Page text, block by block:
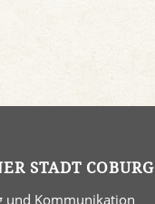
STADT COBURG
und Kommunikation